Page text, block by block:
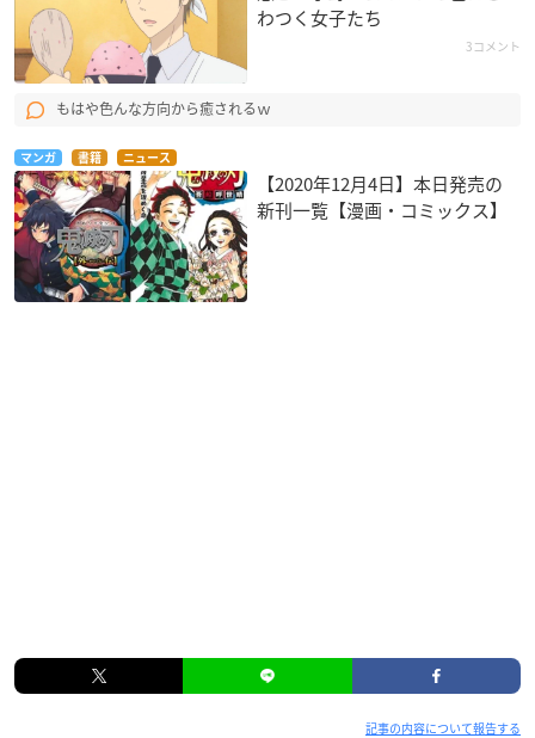
わつく女子たち
3コメント
もはや色んな方向から癒されるｗ
マンガ 書籍 ニュース
【2020年12月4日】本日発売の
新刊一覧【漫画・コミックス】
記事の内容について報告する